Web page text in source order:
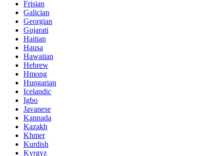
Frisian
Galician
Georgian
Gujarati
Haitian
Hausa
Hawaiian
Hebrew
Hmong
Hungarian
Icelandic
Igbo
Javanese
Kannada
Kazakh
Khmer
Kurdish
Kyrgyz